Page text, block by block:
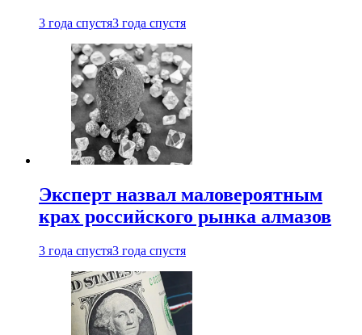
3 года спустя3 года спустя
Эксперт назвал маловероятным
крах российского рынка алмазов
3 года спустя3 года спустя